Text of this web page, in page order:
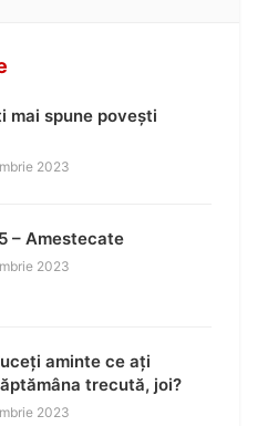
mai spune povești
2023
– Amestecate
2023
aminte ce ați
trecută, joi?
2023